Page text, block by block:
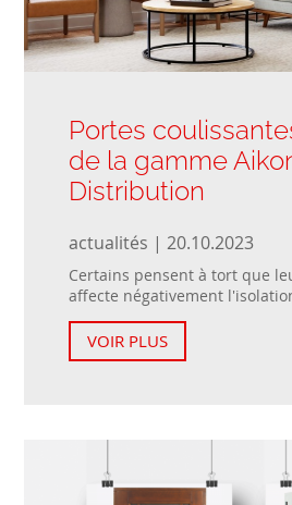
Portes
de la gamme
Distribution
actualités | 20.10.2023
Certains pensent à tort que
affecte négativement
VOIR PLUS